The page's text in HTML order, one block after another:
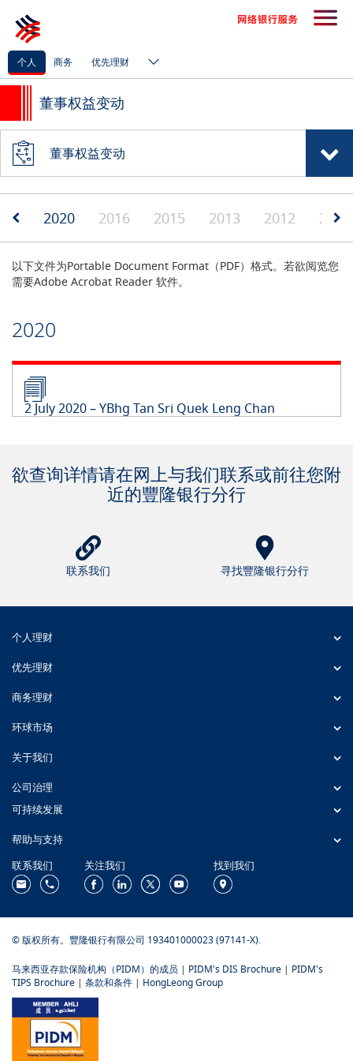
个人 商务 优先理财
董事权益变动
董事权益变动
2020 2016 2015 2013 2012 2011
以下文件为Portable Document Format（PDF）格式。若欲阅览您
需要Adobe Acrobat Reader 软件。
2020
2 July 2020 – YBhg Tan Sri Quek Leng Chan
欲查询详情请在网上与我们联系或前往您附
近的豐隆银行分行
联系我们 寻找豐隆银行分行
个人理财
优先理财
商务理财
环球市场
关于我们
公司治理
可持续发展
帮助与支持
联系我们
关注我们 找到我们
© 版权所有。豐隆银行有限公司 193401000023 (97141-X).
马来西亚存款保险机构（PIDM）的成员 | PIDM's DIS Brochure | PIDM's
TIPS Brochure | 条款和条件 | HongLeong Group